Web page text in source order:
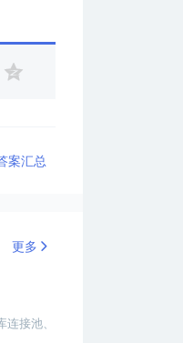
案汇总
更多
接池、